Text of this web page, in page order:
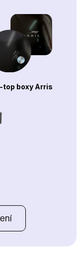
top boxy Arris